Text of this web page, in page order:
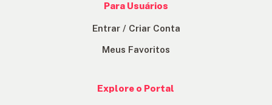
Explore o Portal
Para Usuários
Entrar / Criar Conta
Meus Favoritos